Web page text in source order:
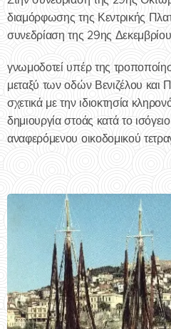
διαμόρφωσης της Κεντρικής
συνεδρίαση της 29ης
γνωμοδοτεί υπέρ της
μεταξύ των οδών Βενιζέλου και
σχετικά με την ιδιοκτησία
δημιουργία στοάς κατά το
αναφερόμενου οικοδομικού